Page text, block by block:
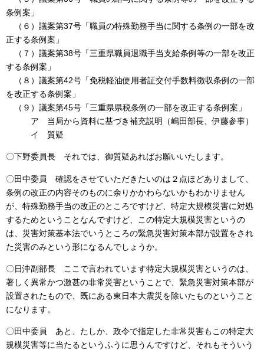
条例案」
（６）議案第37号「職員の特殊勤務手当に関する条例の一部を改
正する条例案」
（７）議案第38号「三重県職員退職手当支給条例等の一部を改正
する条例案」
（８）議案第42号「免税軽油使用者証交付手数料徴収条例の一部
を改正する条例案」
（９）議案第45号「三重県県税条例の一部を改正する条例案」
ア 当局から資料に基づき補充説明（嶋田部長、伊藤参事）
イ 質疑
〇下野委員長 それでは、御質疑あればお願いいたします。
〇田中委員 確認をさせていただきたいのは２点ほどありまして、
条例の改正の内容そのものに余りかかわらないかもわかりません
が、特殊勤務手当の改正のところですけど、特定大規模災害に対処
するためということなんですけど、この特定大規模災害というの
は、災害対策基本法でいうところの緊急災害対策本部が設置をされ
た災害のみという形になるんでしょうか。
〇日沖副部長 ここで言われています特定大規模災害というのは、
著しく異常かつ激甚の非常災害ということで、緊急災害対策本部が
設置されたもので、既にある東日本大震災を除いたものということ
になります。
〇田中委員 あと、たしか、政令で指定した非常災害もこの特定大
規模災害等に当たるというふうに思うんですけど、それもそういう